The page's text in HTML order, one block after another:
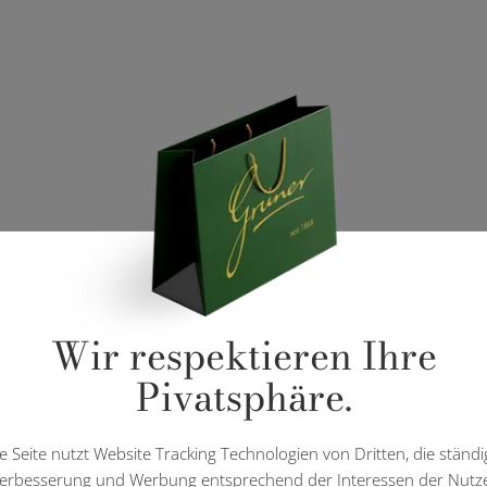
Wir respektieren Ihre
Pivatsphäre.
Seite nutzt Website Tracking Technologien von Dritten, die
und Werbung entsprechend der Interessen der